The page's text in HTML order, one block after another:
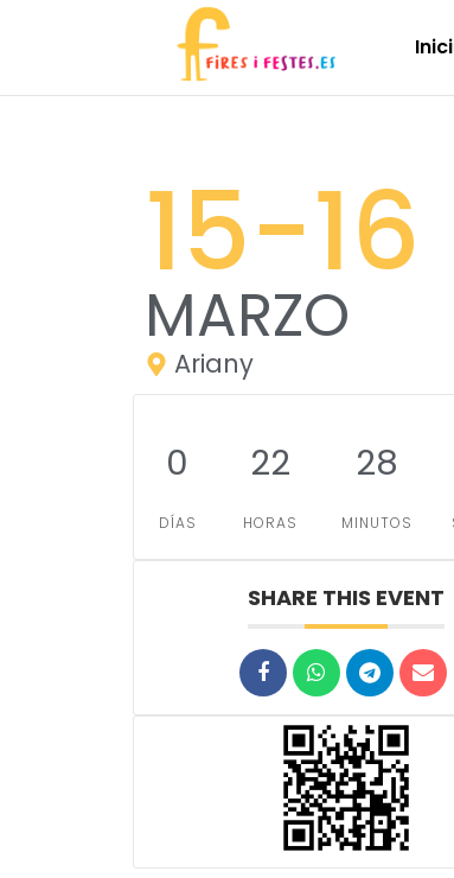
15-16
MARZO
Ariany
0
DÍAS
22
HORAS
28
MINUTOS
SHARE THIS EVENT